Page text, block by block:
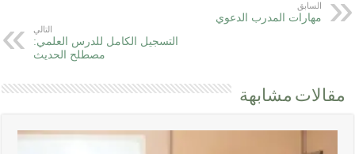
السابق
مهارات المدرب الدعوي
التالي
التسجيل الكامل للدرس العلمي:
مصطلح الحديث
مقالات مشابهة